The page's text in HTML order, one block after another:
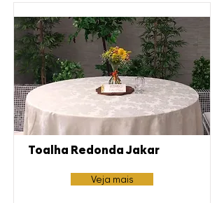
Toalha Redonda Jakar
Veja mais